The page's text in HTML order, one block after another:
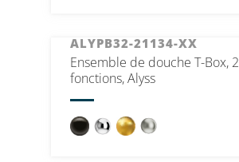
ALYPB32-21134-XX
Ensemble de douche T-Box, 2
fonctions, Alyss